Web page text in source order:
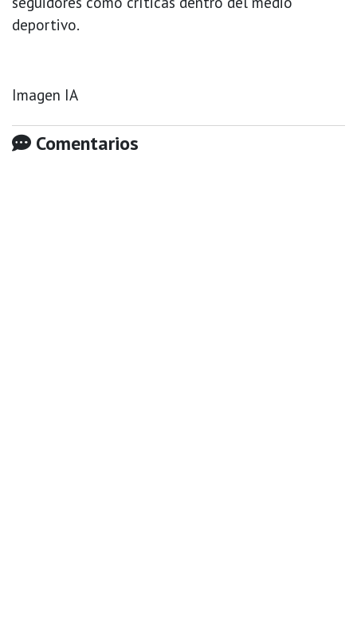
deportivo.
Imagen IA
Comentarios